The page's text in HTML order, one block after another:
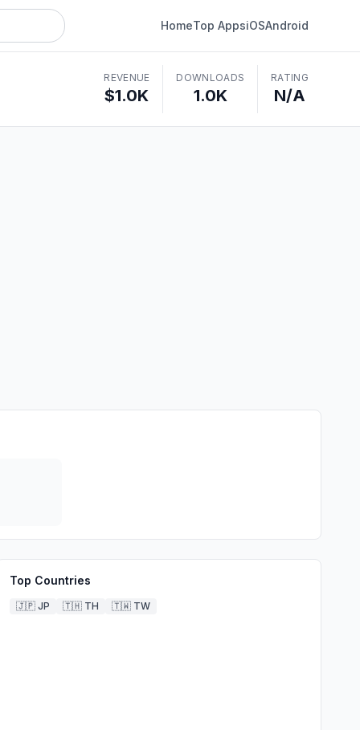
HomeTop AppsiOSAndroid
REVENUE
$1.0K
DOWNLOADS
1.0K
RATING
N/A
Top Countries
🇯🇵 JP 🇹🇭 TH 🇹🇼 TW